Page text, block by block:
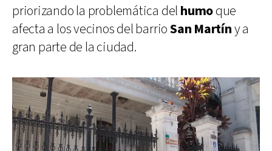
priorizando la problemática del humoque
afecta a los vecinos del barrioSan Martíny a
gran parte de la ciudad.